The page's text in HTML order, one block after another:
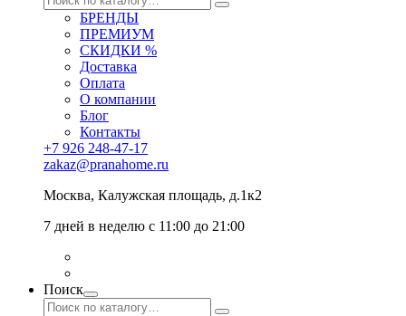
БРЕНДЫ
ПРЕМИУМ
СКИДКИ %
Доставка
Оплата
О компании
Блог
Контакты
+7 926 248-47-17
zakaz@pranahome.ru
Москва, Калужская площадь, д.1к2
7 дней в неделю с 11:00 до 21:00
Поиск